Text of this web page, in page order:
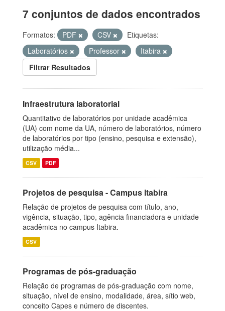
7 conjuntos de dados encontrados
Formatos: PDF CSV
Etiquetas:
Laboratórios
Professor
Itabira
Filtrar Resultados
Infraestrutura laboratorial
Quantitativo de laboratórios por unidade acadêmica
(UA) com nome da UA, número de laboratórios, número
de laboratórios por tipo (ensino, pesquisa e extensão),
utilização média...
CSV PDF
Projetos de pesquisa - Campus Itabira
Relação de projetos de pesquisa com título, ano,
vigência, situação, tipo, agência financiadora e unidade
acadêmica no campus Itabira.
CSV
Programas de pós-graduação
Relação de programas de pós-graduação com nome,
situação, nível de ensino, modalidade, área, sítio web,
conceito Capes e número de discentes.